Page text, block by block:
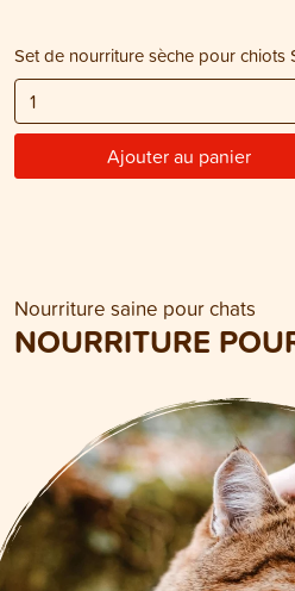
Set de nourriture sèche pour chiots
Ajouter au panier
Nourriture saine pour chats
NOURRITURE